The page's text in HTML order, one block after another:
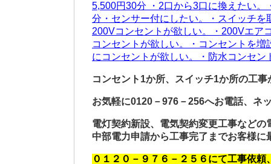
5,500円30分 ・2口から3口に換えたい
分・センサー付にしたい。・スイッチ
200Vコンセントが欲しい。・200Vエア
コンセントが欲しい。・コンセントを
にコンセントが欲しい。・防水コンセ
コンセント1か所、スイッチ1か所の工
お気軽に0120－976－256へお電話、ネ
電灯契約新設、電気契約変更工事など
中部電力申請から工事完了までお客様
０１２０－９７６－２５６にて工事依